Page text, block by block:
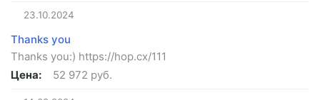
23.10.2024
Thanks you
Thanks you:) https://hop.cx/111
Цена:
52 972 руб.